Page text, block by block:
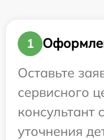
1
Оставьте
сервисного
консультант
уточнения